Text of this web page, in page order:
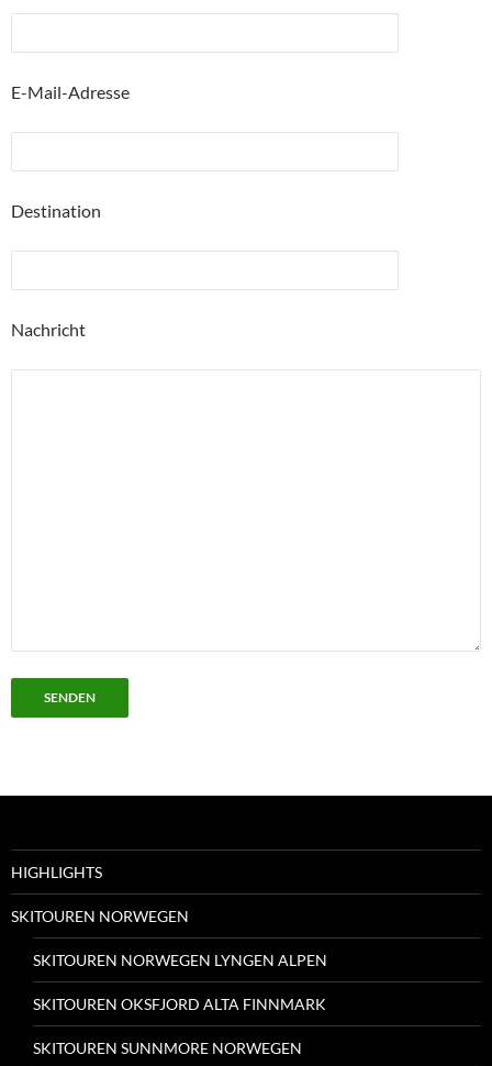
E-Mail-Adresse
Destination
Nachricht
HIGHLIGHTS
SKITOUREN NORWEGEN
SKITOUREN NORWEGEN LYNGEN ALPEN
SKITOUREN OKSFJORD ALTA FINNMARK
SKITOUREN SUNNMORE NORWEGEN